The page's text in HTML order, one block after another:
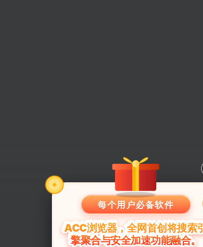
每个用户必备软件
ACC浏览器，全网首创将搜索引
擎聚合与安全加速功能融合。